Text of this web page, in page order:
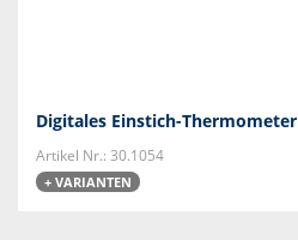
Digitales Einstich-Thermometer
Artikel Nr.: 30.1054
+ VARIANTEN